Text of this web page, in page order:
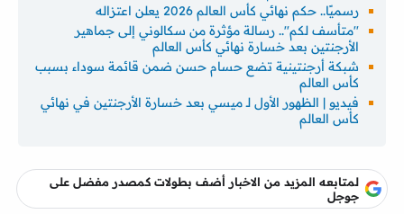
رسميًا.. حكم نهائي كأس العالم 2026 يعلن اعتزاله
''متأسف لكم''.. رسالة مؤثرة من سكالوني إلى جماهير
الأرجنتين بعد خسارة نهائي كأس العالم
شبكة أرجنتينية تضع حسام حسن ضمن قائمة سوداء بسبب
كأس العالم
فيديو | الظهور الأول لـ ميسي بعد خسارة الأرجنتين في نهائي
كأس العالم
لمتابعه المزيد من الاخبار أضف بطولات كمصدر مفضل على
جوجل